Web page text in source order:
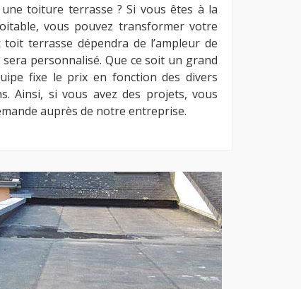
toiture terrasse ? Si vous êtes à la
vous pouvez transformer votre
terrasse dépendra de l’ampleur de
personnalisé. Que ce soit un grand
fixe le prix en fonction des divers
Ainsi, si vous avez des projets, vous
auprès de notre entreprise.